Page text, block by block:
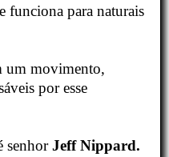
funciona para naturais
um movimento,
por esse
senhorJeff Nippard.